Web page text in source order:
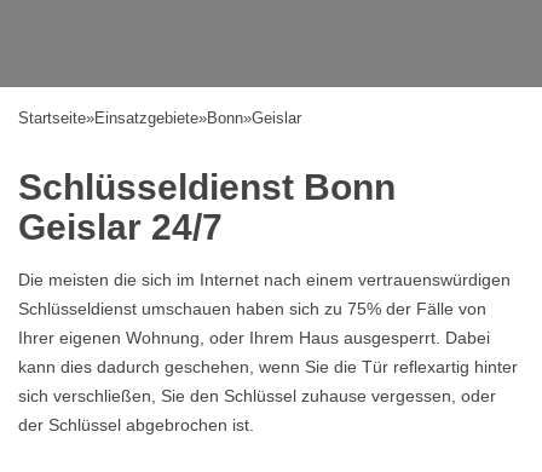
Startseite»Einsatzgebiete»Bonn»Geislar
Schlüsseldienst Bonn
Geislar 24/7
Die meisten die sich im Internet nach einem vertrauenswürdigen
Schlüsseldienst umschauen haben sich zu 75% der Fälle von
Ihrer eigenen Wohnung, oder Ihrem Haus ausgesperrt. Dabei
kann dies dadurch geschehen, wenn Sie die Tür reflexartig hinter
sich verschließen, Sie den Schlüssel zuhause vergessen, oder
der Schlüssel abgebrochen ist.